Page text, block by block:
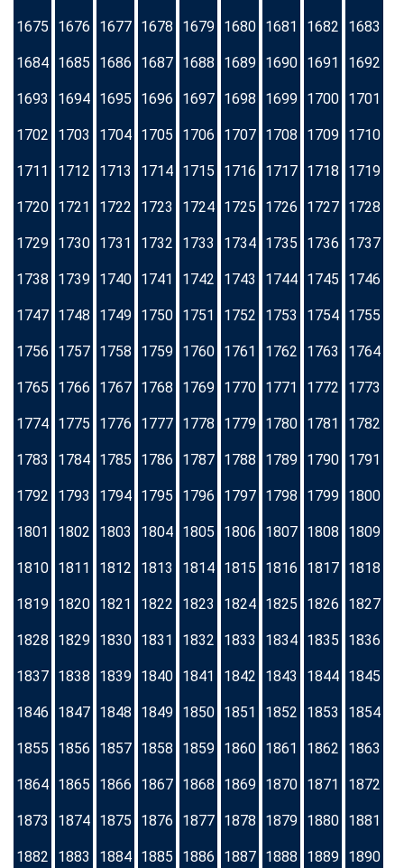
1675 1676 1677 1678 1679 1680 1681 1682 1683
1684 1685 1686 1687 1688 1689 1690 1691 1692
1693 1694 1695 1696 1697 1698 1699 1700 1701
1702 1703 1704 1705 1706 1707 1708 1709 1710
1711 1712 1713 1714 1715 1716 1717 1718 1719
1720 1721 1722 1723 1724 1725 1726 1727 1728
1729 1730 1731 1732 1733 1734 1735 1736 1737
1738 1739 1740 1741 1742 1743 1744 1745 1746
1747 1748 1749 1750 1751 1752 1753 1754 1755
1756 1757 1758 1759 1760 1761 1762 1763 1764
1765 1766 1767 1768 1769 1770 1771 1772 1773
1774 1775 1776 1777 1778 1779 1780 1781 1782
1783 1784 1785 1786 1787 1788 1789 1790 1791
1792 1793 1794 1795 1796 1797 1798 1799 1800
1801 1802 1803 1804 1805 1806 1807 1808 1809
1810 1811 1812 1813 1814 1815 1816 1817 1818
1819 1820 1821 1822 1823 1824 1825 1826 1827
1828 1829 1830 1831 1832 1833 1834 1835 1836
1837 1838 1839 1840 1841 1842 1843 1844 1845
1846 1847 1848 1849 1850 1851 1852 1853 1854
1855 1856 1857 1858 1859 1860 1861 1862 1863
1864 1865 1866 1867 1868 1869 1870 1871 1872
1873 1874 1875 1876 1877 1878 1879 1880 1881
1882 1883 1884 1885 1886 1887 1888 1889 1890